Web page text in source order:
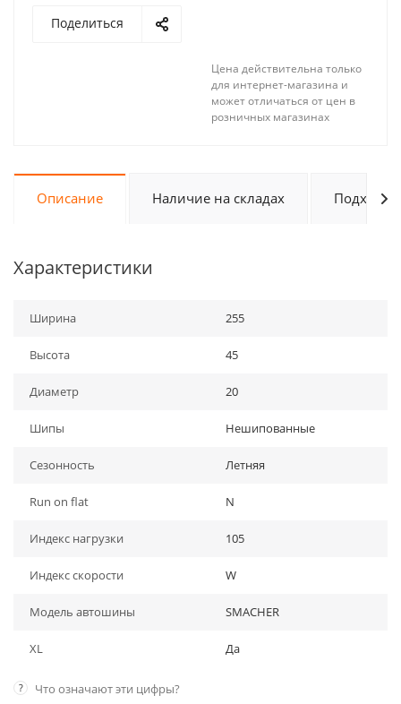
Поделиться
Цена действительна только
для интернет-магазина и
может отличаться от цен в
розничных магазинах
Описание Наличие на складах Подходит
Характеристики
Ширина 255
Высота 45
Диаметр 20
Шипы Нешипованные
Сезонность Летняя
Run on flat N
Индекс нагрузки 105
Индекс скорости W
Модель автошины SMACHER
XL Да
? Что означают эти цифры?